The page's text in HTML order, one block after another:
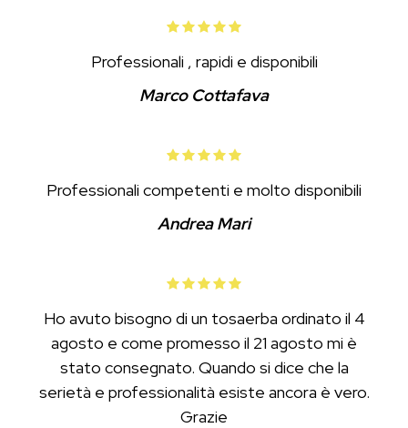
Professionali , rapidi e disponibili
Marco Cottafava
Professionali competenti e molto disponibili
Andrea Mari
Ho avuto bisogno di un tosaerba ordinato il 4
agosto e come promesso il 21 agosto mi è
stato consegnato. Quando si dice che la
serietà e professionalità esiste ancora è vero.
Grazie